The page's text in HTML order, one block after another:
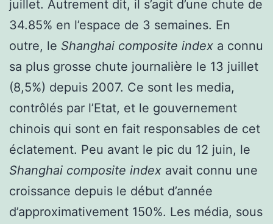
juillet. Autrement dit, il s’agit d’une chute de
34.85% en l’espace de 3 semaines. En
outre, le Shanghai composite index a connu
sa plus grosse chute journalière le 13 juillet
(8,5%) depuis 2007. Ce sont les media,
contrôlés par l’Etat, et le gouvernement
chinois qui sont en fait responsables de cet
éclatement. Peu avant le pic du 12 juin, le
Shanghai composite index avait connu une
croissance depuis le début d’année
d’approximativement 150%. Les média, sous